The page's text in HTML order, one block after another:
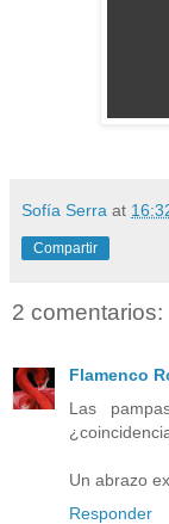
Sofía Serra at
Compartir
2 comentarios:
Flamenco
Las
Un abrazo
Responder